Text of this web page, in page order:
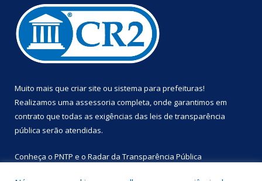
Muito mais que criar site ou sistema para prefeituras!
Realizamos uma assessoria completa, onde garantimos em
contrato que todas as exigências das leis de transparência
pública serão atendidas.
Conheça o PNTP e o Radar da Transparência Pública